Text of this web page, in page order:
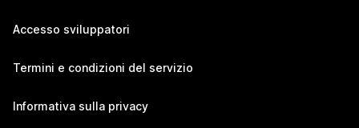
Accesso sviluppatori
Termini e condizioni del servizio
Informativa sulla privacy